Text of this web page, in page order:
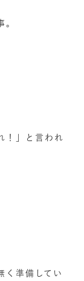
。
！」と言われ
く準備してい